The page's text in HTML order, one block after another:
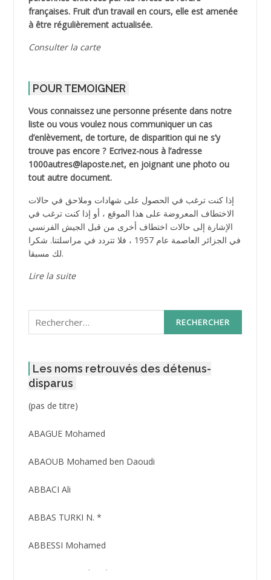
françaises. Fruit d’un travail en cours, elle est amenée
à être régulièrement actualisée.
Consulter la carte
POUR TEMOIGNER
Vous connaissez une personne présente dans notre
liste ou vous voulez nous communiquer un cas
d’enlèvement, de torture, de disparition qui ne s’y
trouve pas encore ? Ecrivez-nous à l’adresse
1000autres@laposte.net, en joignant une photo ou
tout autre document.
إذا كنت ترغب في الحصول على شهادات وملاحق في حالات
الاختطاف المعروضة على هذا الموقع ، أو إذا كنت ترغب في
الإشارة إلى حالات اختطاف أخرى من قبل الجيش الفرنسي
في الجزائر العاصمة عام 1957 ، فلا تتردد في مراسلتنا. شكرا
لك مسبقا.
Lire la suite
Rechercher :
Les noms retrouvés des détenus-
disparus
(pas de titre)Post
3416
ABAGUE Mohamed
ABAOUB Mohamed ben Daoudi
ABBACI Ali
ABBAS TURKI N. *
ABBESSI Mohamed
ABBOUR Azzedine *